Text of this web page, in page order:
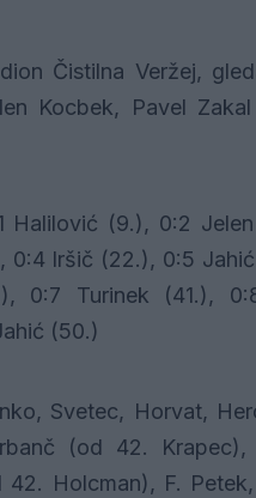
Čistilna Veržej,
Kocbek, Pavel
Halilović (9.), 0:2
0:4 Iršič (22.), 0:5
0:7 Turinek (41.),
(50.)
Svetec, Horvat,
(od 42. Krapec),
42. Holcman), F.